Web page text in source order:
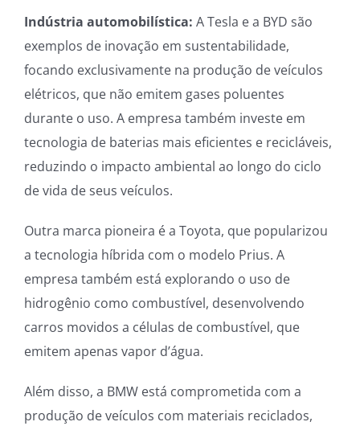
Indústria automobilística: A Tesla e a BYD são
exemplos de inovação em sustentabilidade,
focando exclusivamente na produção de veículos
elétricos, que não emitem gases poluentes
durante o uso. A empresa também investe em
tecnologia de baterias mais eficientes e recicláveis,
reduzindo o impacto ambiental ao longo do ciclo
de vida de seus veículos.
Outra marca pioneira é a Toyota, que popularizou
a tecnologia híbrida com o modelo Prius. A
empresa também está explorando o uso de
hidrogênio como combustível, desenvolvendo
carros movidos a células de combustível, que
emitem apenas vapor d’água.
Além disso, a BMW está comprometida com a
produção de veículos com materiais reciclados,